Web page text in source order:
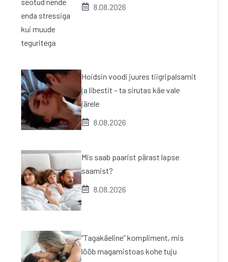
8.08.2026
Hoidsin voodi juures tiigripalsamit
ja libestit – ta sirutas käe vale
järele
8.08.2026
Mis saab paarist pärast lapse
saamist?
8.08.2026
“Tagakäeline” kompliment, mis
lööb magamistoas kohe tuju